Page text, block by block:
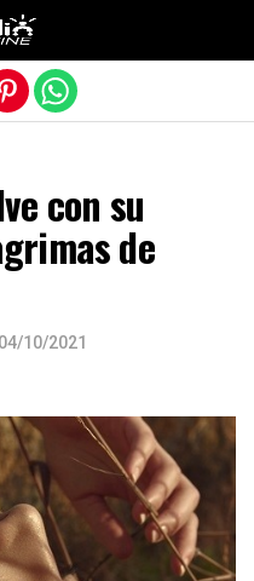
con su
de
04/10/2021
móvil